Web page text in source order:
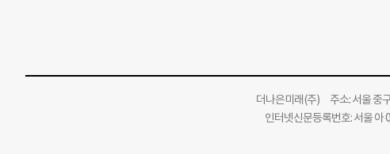
더나은미래(주)주소: 서울 중
인터넷신문등록번호: 서울